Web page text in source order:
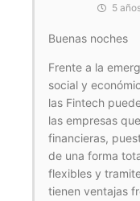
5
Buenas noches
Frente a la
social y
las Fintech
las empresas
financieras,
de una forma
flexibles y
tienen ventajas